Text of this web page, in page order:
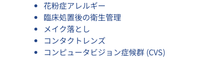
花粉症アレルギー
臨床処置後の衛生管理
メイク落とし
コンタクトレンズ
コンピュータビジョン症候群 (CVS)